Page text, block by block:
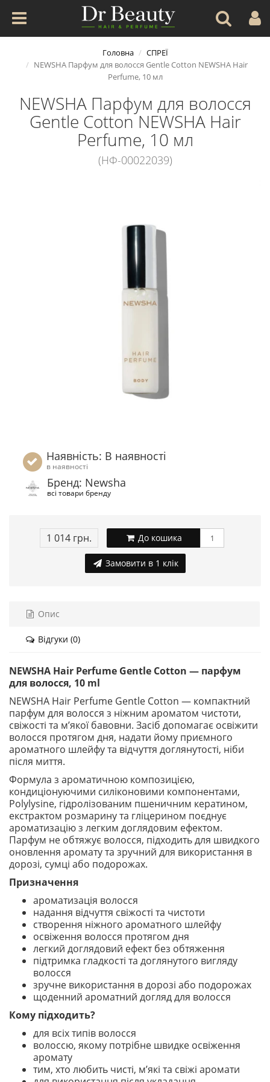
Головна
СПРЕЇ
NEWSHA Парфум для волосся Gentle Cotton NEWSHA Hair
Perfume, 10 мл
NEWSHA Парфум для волосся
Gentle Cotton NEWSHA Hair
Perfume, 10 мл
(НФ-00022039)
Наявність: В наявності
в наявності
Бренд: Newsha
всі товари бренду
1 014 грн. До кошика
Замовити в 1 клік
Опис
Відгуки (0)
NEWSHA Hair Perfume Gentle Cotton — парфум
для волосся, 10 ml
NEWSHA Hair Perfume Gentle Cotton — компактний
парфум для волосся з ніжним ароматом чистоти,
свіжості та м’якої бавовни. Засіб допомагає освіжити
волосся протягом дня, надати йому приємного
ароматного шлейфу та відчуття доглянутості, ніби
після миття.
Формула з ароматичною композицією,
кондиціонуючими силіконовими компонентами,
Polylysine, гідролізованим пшеничним кератином,
екстрактом розмарину та гліцерином поєднує
ароматизацію з легким доглядовим ефектом.
Парфум не обтяжує волосся, підходить для швидкого
оновлення аромату та зручний для використання в
дорозі, сумці або подорожах.
Призначення
ароматизація волосся
надання відчуття свіжості та чистоти
створення ніжного ароматного шлейфу
освіження волосся протягом дня
легкий доглядовий ефект без обтяження
підтримка гладкості та доглянутого вигляду
волосся
зручне використання в дорозі або подорожах
щоденний ароматний догляд для волосся
Кому підходить?
для всіх типів волосся
волоссю, якому потрібне швидке освіження
аромату
тим, хто любить чисті, м’які та свіжі аромати